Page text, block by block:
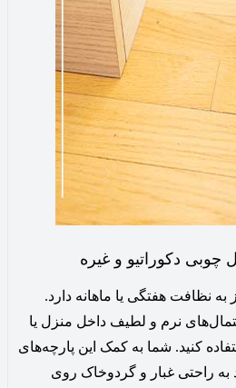
چوبی دکوراتیو و غیره
نظافت هفتگی یا ماهانه دارد.
نرم و لطیف داخل منزل یا
کنید. شما به کمک این پارچه‌های
به راحتی غبار و گردوخاک روی